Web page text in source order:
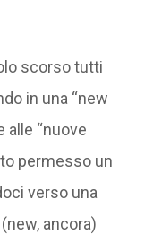
scorso tutti
in una “new
alle “nuove
permesso un
verso una
ancora)